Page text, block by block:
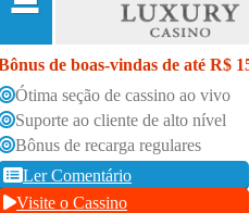
de boas-vindas de até R$
Ótima seção de cassino ao vivo
Suporte ao cliente de alto nível
Bônus de recarga regulares
Ler Comentário
Visite o Cassino